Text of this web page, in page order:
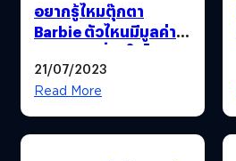
อยากรู้ไหมตุ๊กตา
Barbie ตัวไหนมีมูลค่า
ราคาแพงที่สุดในโลก
ตอนนี้
21/07/2023
Read More